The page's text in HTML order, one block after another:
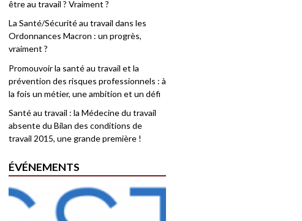
être au travail ? Vraiment ?
La Santé/Sécurité au travail dans les
Ordonnances Macron : un progrès,
vraiment ?
Promouvoir la santé au travail et la
prévention des risques professionnels : à
la fois un métier, une ambition et un défi
Santé au travail : la Médecine du travail
absente du Bilan des conditions de
travail 2015, une grande première !
ÉVÉNEMENTS